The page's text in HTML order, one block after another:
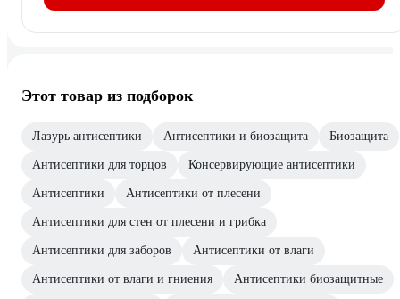
Этот товар из подборок
Лазурь антисептики Антисептики и биозащита Биозащита
Антисептики для торцов Консервирующие антисептики
Антисептики Антисептики от плесени
Антисептики для стен от плесени и грибка
Антисептики для заборов Антисептики от влаги
Антисептики от влаги и гниения Антисептики биозащитные